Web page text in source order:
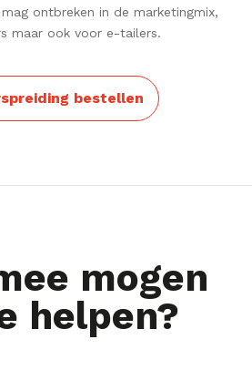
ontbreken in de marketingmix,
maar ook voor e-tailers.
bestellen
mogen
helpen?